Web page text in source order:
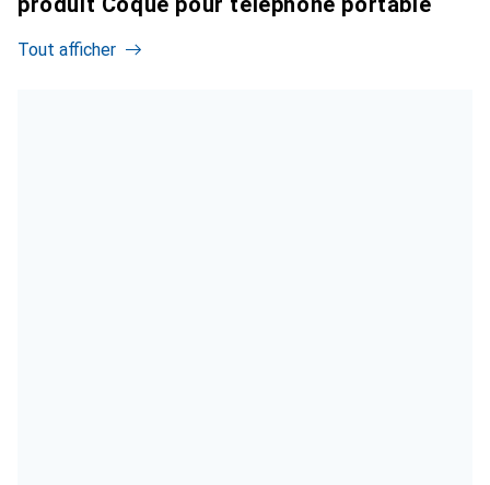
Tout afficher